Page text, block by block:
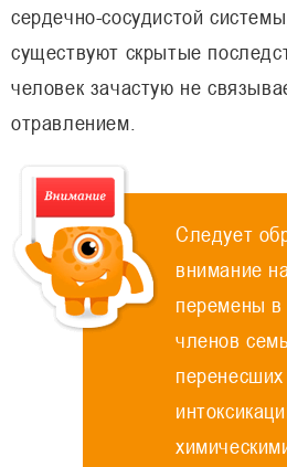
сердечно-сосудистой
существуют скрытые
человек зачастую не
отравлением.
Следует
внимание
перемены в
членов